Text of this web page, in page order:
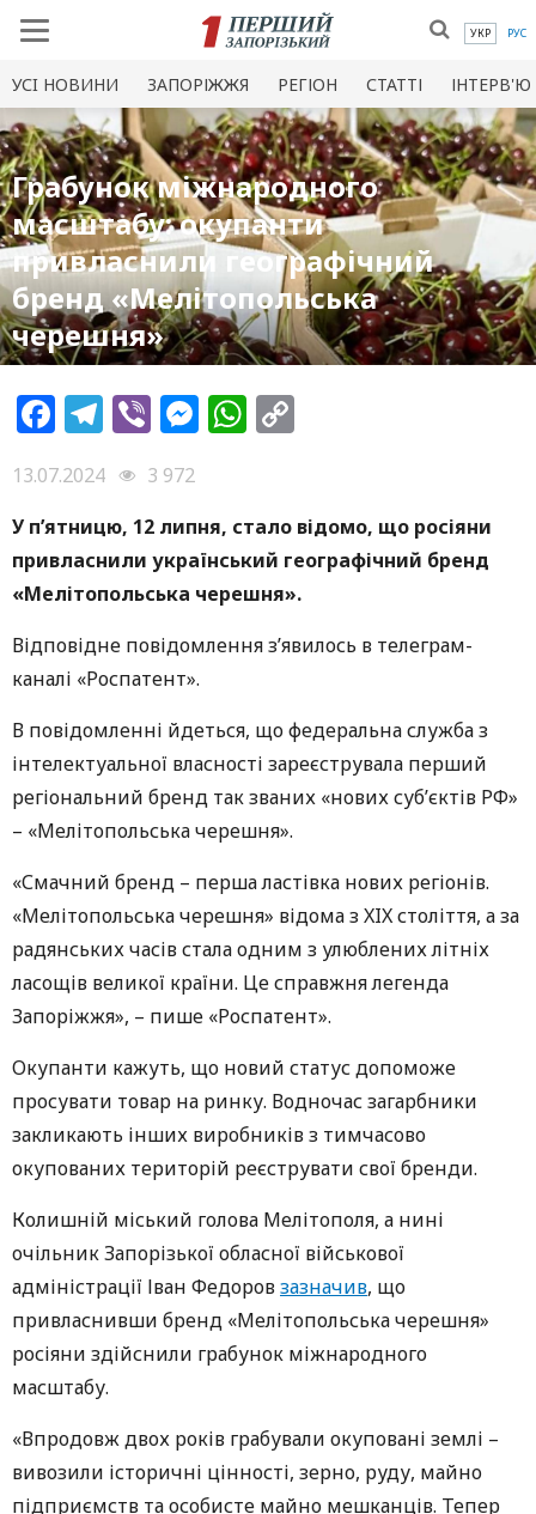
УКР РУС
УСI НОВИНИ ЗАПОРІЖЖЯ РЕГІОН СТАТТІ ІНТЕРВ'Ю
Грабунок міжнародного
масштабу: окупанти
привласнили географічний
бренд «Мелітопольська
черешня»
Facebook
Telegram
ViberMessenger
WhatsApp
13.07.2024
3 972
У п’ятницю, 12 липня, стало відомо, що росіяни
привласнили український географічний бренд
«Мелітопольська черешня».
Відповідне повідомлення з’явилось в телеграм-
каналі «Роспатент».
В повідомленні йдеться, що федеральна служба з
інтелектуальної власності зареєструвала перший
регіональний бренд так званих «нових суб’єктів РФ»
– «Мелітопольська черешня».
«Смачний бренд – перша ластівка нових регіонів.
«Мелітопольська черешня» відома з XIX століття, а за
радянських часів стала одним з улюблених літніх
ласощів великої країни. Це справжня легенда
Запоріжжя», – пише «Роспатент».
Окупанти кажуть, що новий статус допоможе
просувати товар на ринку. Водночас загарбники
закликають інших виробників з тимчасово
окупованих територій реєструвати свої бренди.
Колишній міський голова Мелітополя, а нині
очільник Запорізької обласної військової
адміністрації Іван Федоровзазначив, що
привласнивши бренд «Мелітопольська черешня»
росіяни здійснили грабунок міжнародного
масштабу.
«Впродовж двох років грабували окуповані землі –
вивозили історичні цінності, зерно, руду, майно
підприємств та особисте майно мешканців. Тепер